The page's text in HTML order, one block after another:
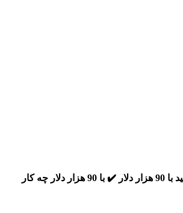
✔️ درآمد خوب با 90 هزار دلار ✔️ احداث خط تولید با 90 هزار دلار ✔️ با 90 هزار دلار چه کار